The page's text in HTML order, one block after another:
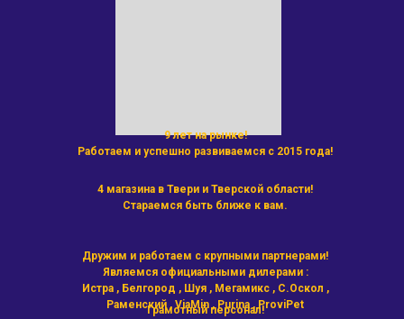
9 лет на рынке!
Работаем и успешно развиваемся с 2015 года!
4 магазина в Твери и Тверской области!
Стараемся быть ближе к вам.
Дружим и работаем с крупными партнерами!
Являемся официальными дилерами :
Истра , Белгород , Шуя , Мегамикс , С.Оскол ,
Раменский , ViaMin , Purina , ProviPet
Грамотный персонал!